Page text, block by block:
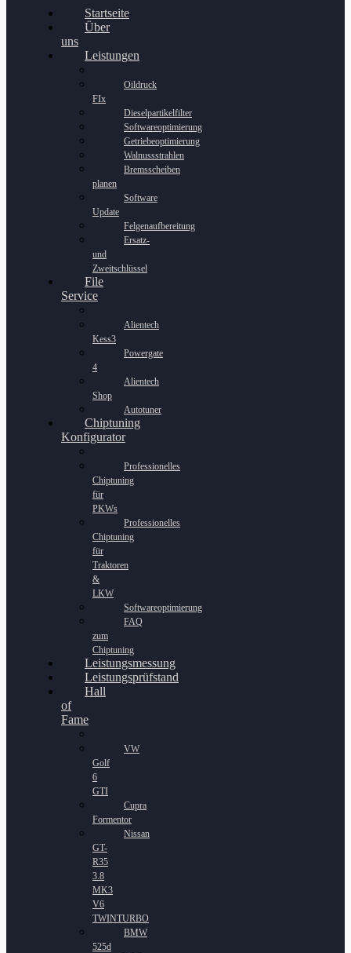
Startseite
Über
uns
Leistungen
Oildruck
FIx
Dieselpartikelfilter
Softwareoptimierung
Getriebeoptimierung
Walnussstrahlen
Bremsscheiben
planen
Software
Update
Felgenaufbereitung
Ersatz-
und
Zweitschlüssel
File
Service
Alientech
Kess3
Powergate
4
Alientech
Shop
Autotuner
Chiptuning
Konfigurator
Professionelles
Chiptuning
für
PKWs
Professionelles
Chiptuning
für
Traktoren
&
LKW
Softwareoptimierung
FAQ
zum
Chiptuning
Leistungsmessung
Leistungsprüfstand
Hall
of
Fame
VW
Golf
6
GTI
Cupra
Formentor
Nissan
GT-
R35
3.8
MK3
V6
TWINTURBO
BMW
525d